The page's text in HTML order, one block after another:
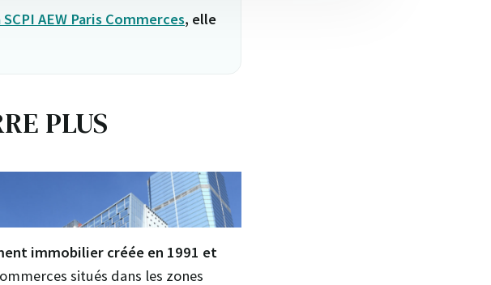
SCPI AEW Paris Commerces, elle
PLUS
immobilier créée en 1991 et
situés dans les zones